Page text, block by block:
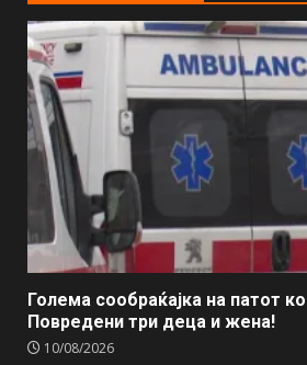
Голема сообраќајка на патот
Повредени три деца и жена!
10/08/2026